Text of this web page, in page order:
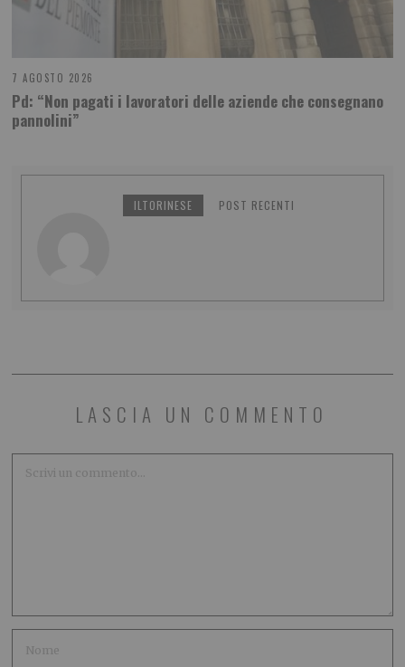
7 AGOSTO 2026
Pd: “Non pagati i lavoratori delle aziende che consegnano
pannolini”
ILTORINESE POST RECENTI
LASCIA UN COMMENTO